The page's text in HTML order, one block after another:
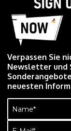
Verpassen Sie
Newsletter und
neuesten
Name
(erforderlich)
E-